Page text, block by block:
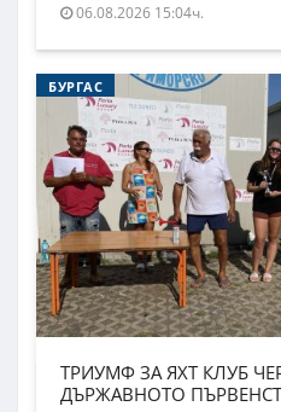
06.08.2026 15:04ч.
БУРГАС
ТРИУМФ ЗА ЯХТ КЛУБ
ДЪРЖАВНОТО